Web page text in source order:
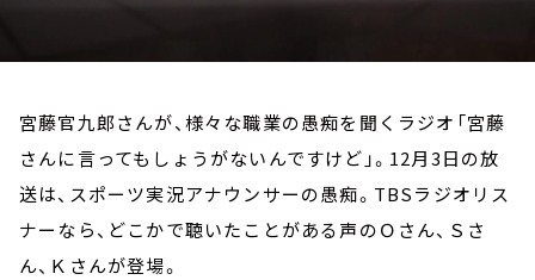
宮藤官九郎さんが、様々な職業の愚痴を聞くラジオ「宮藤
さんに言ってもしょうがないんですけど」。12月3日の放
送は、スポーツ実況アナウンサーの愚痴。TBSラジオリス
ナーなら、どこかで聴いたことがある声のＯさん、Ｓさ
ん、Ｋさんが登場。